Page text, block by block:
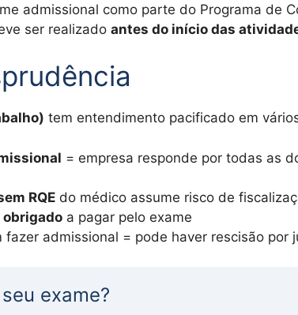
admissional como parte do Programa de
ser realizado antes do início das
tem entendimento pacificado em
= empresa responde por todas as
RQE do médico assume risco de
obrigado a pagar pelo exame
fazer admissional = pode haver rescisão por
exame?